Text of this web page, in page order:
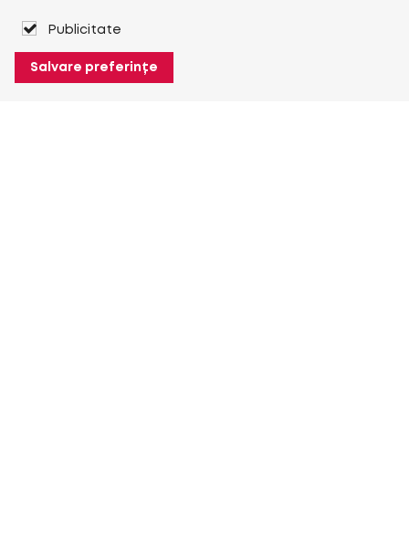
Publicitate
Salvare preferințe